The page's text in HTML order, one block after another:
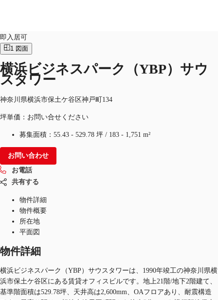
オフィス・事務所
倉庫・物流センター
記事
仲介会社様はこちらへ
お気に入り
JP
お電話 お問合せ
即入居可
1 図面
横浜ビジネスパーク（YBP）サウ
スタワー
神奈川県横浜市保土ケ谷区神戸町134
坪単価：お問い合せください
募集面積： 55.43 - 529.78 坪 / 183 - 1,751 m²
お問い合わせ
お電話
共有する
物件詳細
物件概要
所在地
平面図
物件詳細
横浜ビジネスパーク（YBP）サウスタワーは、1990年竣工の神奈川県横
浜市保土ケ谷区にある賃貸オフィスビルです。地上21階/地下2階建て、
基準階面積は529.78坪、天井高は2,600mm、OAフロアあり、耐震構造